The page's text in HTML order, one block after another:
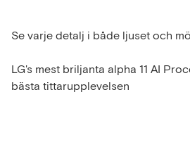
Se varje detalj i både ljuset och
LG's mest briljanta alpha 11 AI
bästa tittarupplevelsen